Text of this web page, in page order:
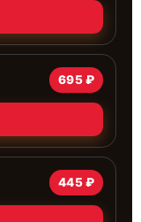
695 ₽
445 ₽